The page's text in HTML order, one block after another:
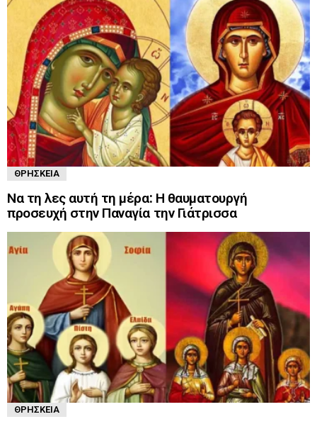
ΘΡΗΣΚΕΊΑ
Να τη λες αυτή τη μέρα: Η θαυματουργή
προσευχή στην Παναγία την Γιάτρισσα
ΘΡΗΣΚΕΊΑ